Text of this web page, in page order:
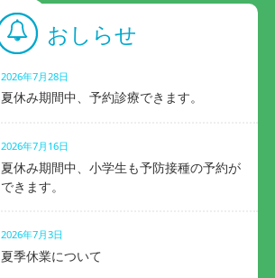
おしらせ
2026年7月28日
夏休み期間中、予約診療できます。
2026年7月16日
夏休み期間中、小学生も予防接種の予約が
できます。
2026年7月3日
夏季休業について